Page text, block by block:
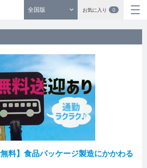
全国版 お気に入り 0
無料】食品パッケージ製造にかかわる